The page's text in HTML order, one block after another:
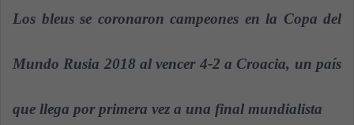
a
m
i
Los bleus se coronaron campeones en la Copa del
Mundo Rusia 2018 al vencer 4-2 a Croacia, un país
que llega por primera vez a una final mundialista